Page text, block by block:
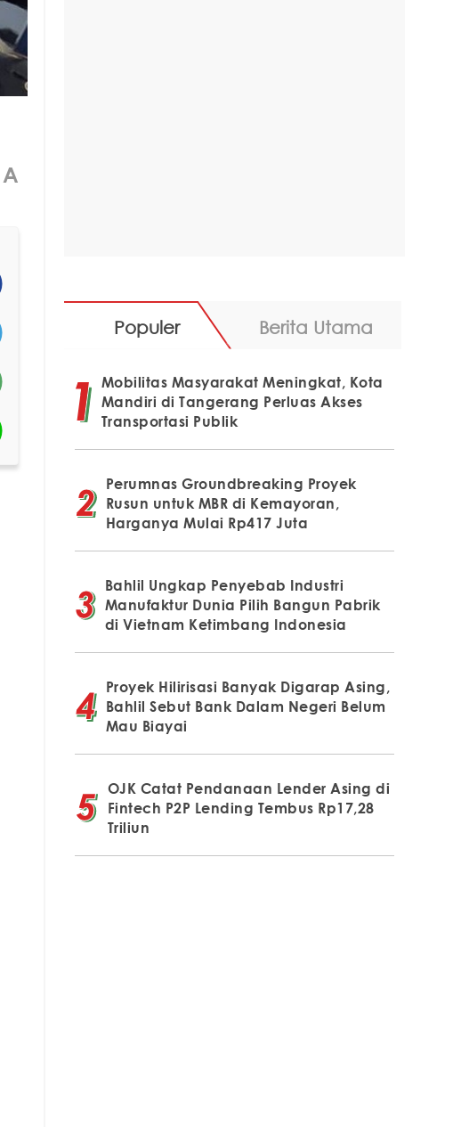
A
Populer Berita Utama
Mobilitas Masyarakat Meningkat, Kota
Mandiri di Tangerang Perluas Akses
Transportasi Publik
Perumnas Groundbreaking Proyek
Rusun untuk MBR di Kemayoran,
Harganya Mulai Rp417 Juta
Bahlil Ungkap Penyebab Industri
Manufaktur Dunia Pilih Bangun Pabrik
di Vietnam Ketimbang Indonesia
Proyek Hilirisasi Banyak Digarap Asing,
Bahlil Sebut Bank Dalam Negeri Belum
Mau Biayai
OJK Catat Pendanaan Lender Asing di
Fintech P2P Lending Tembus Rp17,28
Triliun